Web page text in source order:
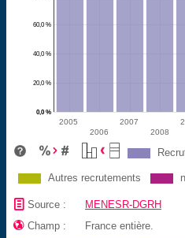
20,0 %
40,0 %
60,0 %
0,0 %
2005 2007
2006
2008
Autres recrutements
📄 Source : MENESR-DGRH
 Champ : France entière.